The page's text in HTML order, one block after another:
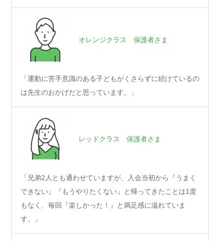
オレンジクラス 保護者さま
「運動に苦手意識のある子どもがくさらずに続けているの
は先生のおかげだと思っています。」
レッドクラス 保護者さま
「兄弟2人とも通わせていますが、入会当初から『うまく
できない』『もうやりたくない』と帰ってきたことは1度
もなく、毎回『楽しかった！』と満足感に溢れていま
す。」